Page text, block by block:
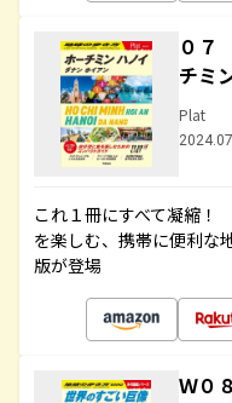
０７
チミ
Plat
これ１冊にすべて凝縮
を楽しむ、携帯に便利な
版が登場
Ｗ０